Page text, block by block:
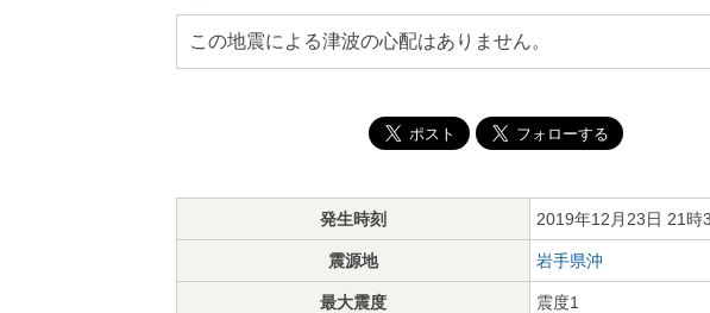
この地震による津波の心配はありません。
発生時刻 2019年12月23日 21時
震源地 岩手県沖
最大震度 震度1